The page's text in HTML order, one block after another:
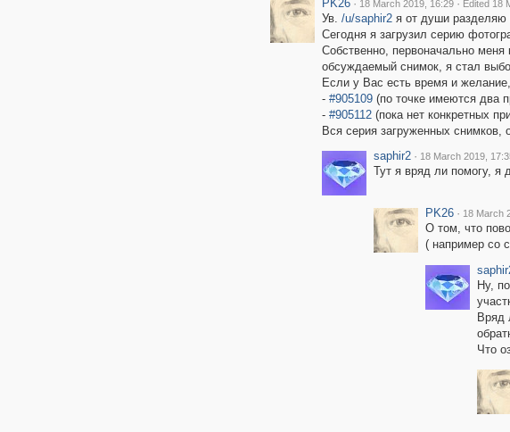
PK26 · 18 March 2019, 16:29 · Edited 18
Ув. /u/saphir2я от души разделяю
Сегодня я загрузил серию
Собственно, первоначально
обсуждаемый снимок, я стал
Если у Вас есть время и
- #905109(по точке имеются два
- #905112(пока нет конкретных
Вся серия загруженных снимков,
saphir2 · 18 March 2019,
Тут я вряд ли помогу, я
PK26 · 18 March
О том, что
( например со
Ну,
Вряд
Что